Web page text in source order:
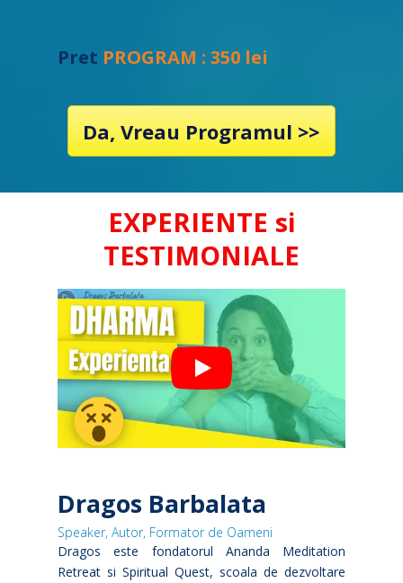
Pret PROGRAM : 350 lei
Da, Vreau Programul >>
EXPERIENTE si
TESTIMONIALE
Dragos Barbalata
Speaker, Autor, Formator de Oameni
Dragos este fondatorul Ananda Meditation
Retreat si Spiritual Quest, scoala de dezvoltare